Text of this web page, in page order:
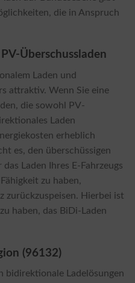
die in Anspruch
Überschussladen
Laden und
attraktiv. Wenn Sie eine
die sowohl PV-
Laden
erheblich
es, den überschüssigen
Laden Ihres E-Fahrzeugs
zu haben,
zurückzuspeisen. Hierbei ist
haben, das BiDi-Laden
(96132)
bidirektionale Ladelösungen